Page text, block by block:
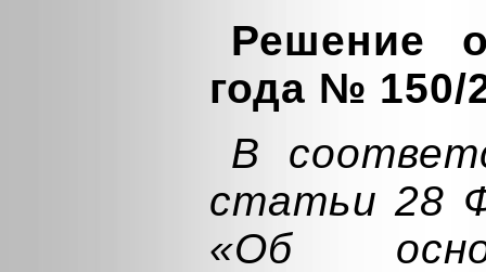
Решение
года № 150/
В
статьи 28
«Об